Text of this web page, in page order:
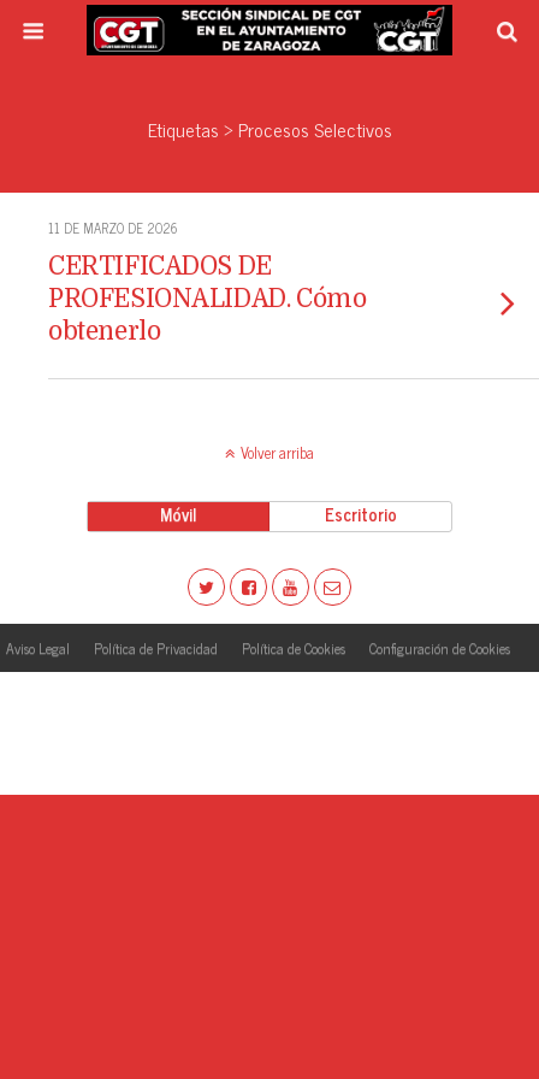
Etiquetas › Procesos Selectivos
11 DE MARZO DE 2026
CERTIFICADOS DE
PROFESIONALIDAD. Cómo
obtenerlo
Volver arriba
Móvil Escritorio
Aviso Legal Política de Privacidad Política de Cookies Configuración de Cookies